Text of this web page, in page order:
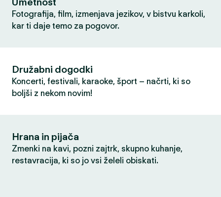
Fotografija, film, izmenjava jezikov, v bistvu karkoli,
kar ti daje temo za pogovor.
Družabni dogodki
Koncerti, festivali, karaoke, šport – načrti, ki so
boljši z nekom novim!
Hrana in pijača
Zmenki na kavi, pozni zajtrk, skupno kuhanje,
restavracija, ki so jo vsi želeli obiskati.